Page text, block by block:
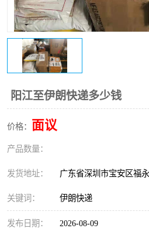
阳江至伊朗快递多少钱
价格： 面议
产品数量：
发货地址： 广东省深圳市宝安区福
关键词： 伊朗快递
发布日期： 2026-08-09
新能源电池出口物流